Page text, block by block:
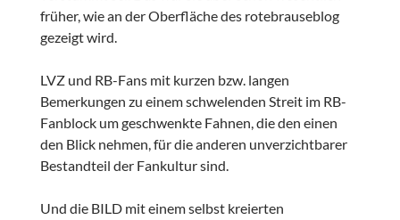
früher, wie an der Oberfläche des rotebrauseblog
gezeigt wird.
LVZ und RB-Fans mit kurzen bzw. langen
Bemerkungen zu einem schwelenden Streit im RB-
Fanblock um geschwenkte Fahnen, die den einen
den Blick nehmen, für die anderen unverzichtbarer
Bestandteil der Fankultur sind.
Und die BILD mit einem selbst kreierten